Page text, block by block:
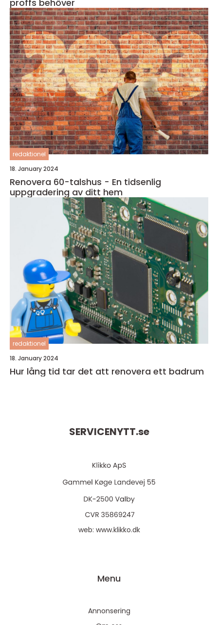
proffs behöver
redaktionel
18. January 2024
Renovera 60-talshus - En tidsenlig
uppgradering av ditt hem
redaktionel
18. January 2024
Hur lång tid tar det att renovera ett badrum
SERVICENYTT.se
web: www.klikko.dk
Menu
Annonsering